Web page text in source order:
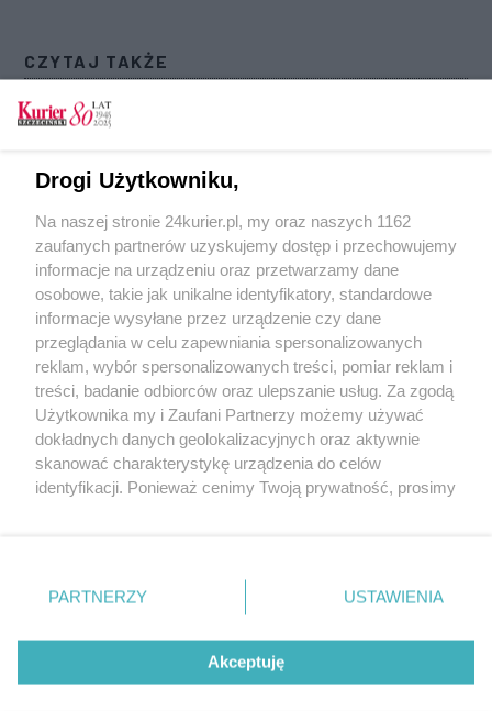
CZYTAJ TAKŻE
Stawiacz pław będzie budowany w Szczecinie.
Urząd Morski odnawia swoją flotę
Stocznia Szczecińska "Wulkan" z dużą stratą
finansową
Nowy zarząd w Stoczni Szczecińskiej „Wulkan”.
Znany żeglarz prezesem (akt. 1)
POGODA
22℃
Zobacz prognozę na 3 dni
Copyright © 2022 Kurier Szczeciński sp. z o.o.
Wszelkie prawa zastrzeżone
Nota wydawnicza
Nota prawna
Polityka prywatności
Reklama
Drogi Użytkowniku,
Na naszej stronie 24kurier.pl, my oraz naszych 1162
zaufanych partnerów uzyskujemy dostęp i przechowujemy
informacje na urządzeniu oraz przetwarzamy dane
osobowe, takie jak unikalne identyfikatory, standardowe
informacje wysyłane przez urządzenie czy dane
przeglądania w celu zapewniania spersonalizowanych
reklam, wybór spersonalizowanych treści, pomiar reklam i
treści, badanie odbiorców oraz ulepszanie usług. Za zgodą
Użytkownika my i Zaufani Partnerzy możemy używać
dokładnych danych geolokalizacyjnych oraz aktywnie
skanować charakterystykę urządzenia do celów
identyfikacji. Ponieważ cenimy Twoją prywatność, prosimy
prywatności znajdujący się w lewym dolnym rogu strony
. Niektóre rodzaje przetwarzania danych nie wymagają
takiemu przetwarzaniu. Preferencje będą miały
zastosowania tylko na tej witrynie.
PARTNERZY USTAWIENIA
Akceptuję